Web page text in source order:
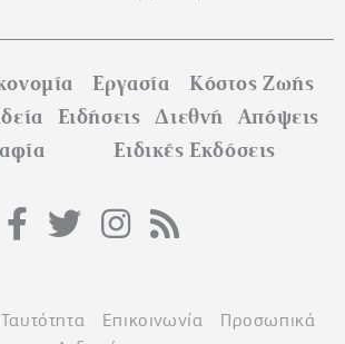
Εργασία
Κόστος Ζωής
Ειδήσεις Διεθνή
Απόψεις
Ειδικές Εκδόσεις
Ταυτότητα Επικοινωνία
Προσωπικά